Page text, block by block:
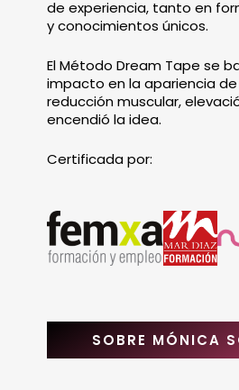
de experiencia, tanto en
y conocimientos únicos.
El Método Dream Tape se
impacto en la apariencia
reducción muscular,
encendió la idea.
Certificada por:
SOBRE MÓNICA